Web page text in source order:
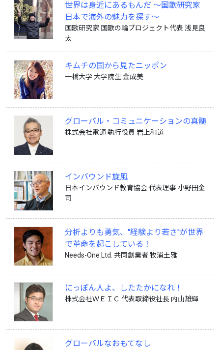
世界は身近にあるもんだ ～国歌研究家
日本で海外の魅力を探す～
国歌研究家 国歌の輪プロジェクト代表 浅見良
太
キムチの国から見たニッポン
一橋大学 大学院生 金成美
グローバル・コミュニケーションの真髄
株式会社電通 執行役員 岩上和道
インバウンド旋風
日本インバウンド教育協会 代表理事 小野田金
司
分析よりも勇気、''経験より若さ''が世界
で革命を起こしている！
Needs-One Ltd. 共同創業者 牧浦土雅
にっぽん人よ、したたかになれ！
株式会社ＷＥＩＣ 代表取締役社長 内山雄輝
グローバルなおもてなし